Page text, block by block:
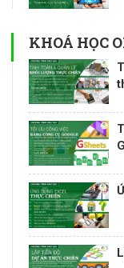
KHOÁ HỌC